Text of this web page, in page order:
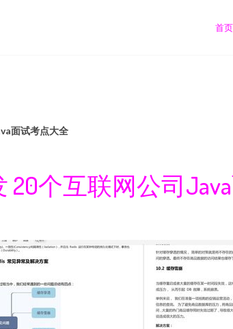
首页
面试考点大全
20个互联网公司